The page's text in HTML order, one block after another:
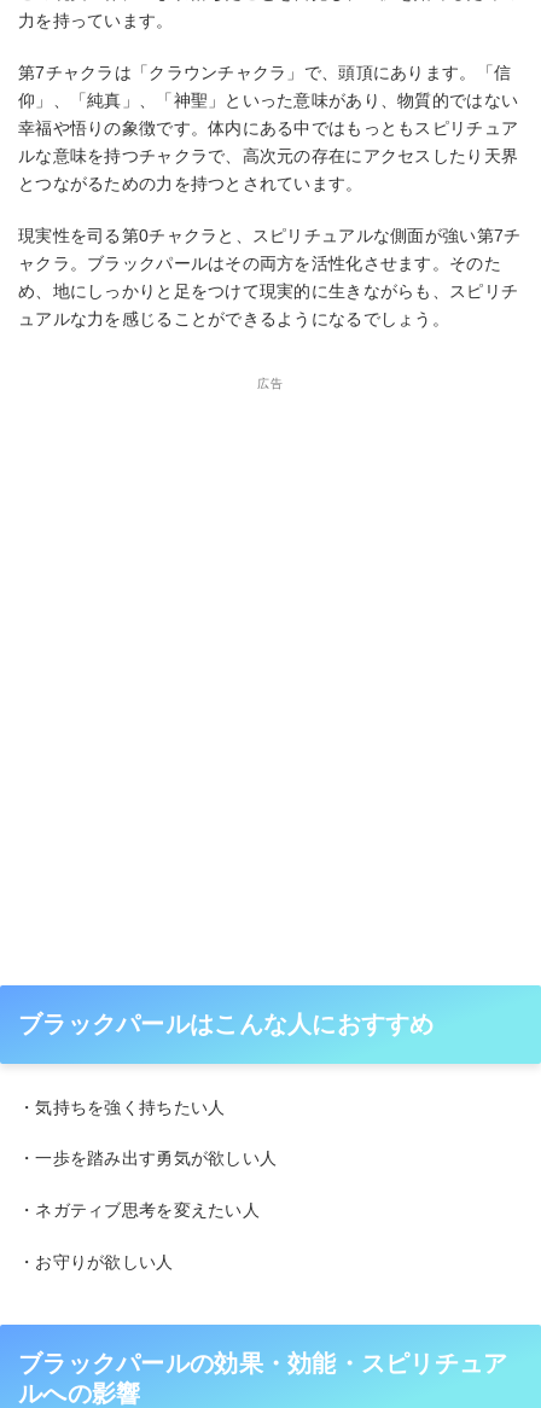
力を持っています。
第7チャクラは「クラウンチャクラ」で、頭頂にあります。「信
仰」、「純真」、「神聖」といった意味があり、物質的ではない
幸福や悟りの象徴です。体内にある中ではもっともスピリチュア
ルな意味を持つチャクラで、高次元の存在にアクセスしたり天界
とつながるための力を持つとされています。
現実性を司る第0チャクラと、スピリチュアルな側面が強い第7チ
ャクラ。ブラックパールはその両方を活性化させます。そのた
め、地にしっかりと足をつけて現実的に生きながらも、スピリチ
ュアルな力を感じることができるようになるでしょう。
広告
ブラックパールはこんな人におすすめ
・気持ちを強く持ちたい人
・一歩を踏み出す勇気が欲しい人
・ネガティブ思考を変えたい人
・お守りが欲しい人
ブラックパールの効果・効能・スピリチュア
ルへの影響